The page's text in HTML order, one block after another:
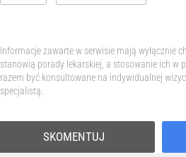
Informacje zawarte w serwisie mają wyłącznie
stanowią porady lekarskiej, a stosowanie ich w
razem być konsultowane na indywidualnej
specjalistą.
SKOMENTUJ